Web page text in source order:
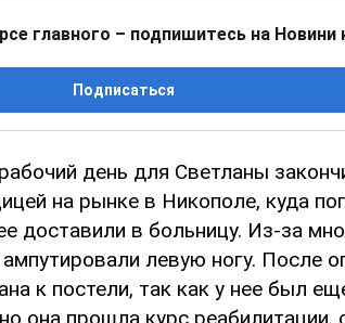
главного – подпишитесь на Новини
Подписаться
день для Светланы
на рынке в Никополе, куда
доставили в больницу. Из-за
левую ногу. После
к постели, так как у нее был